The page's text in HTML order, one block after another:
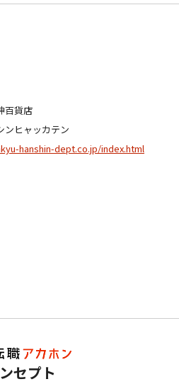
百貨店
ンヒャッカテン
hanshin-dept.co.jp/index.html
セプト